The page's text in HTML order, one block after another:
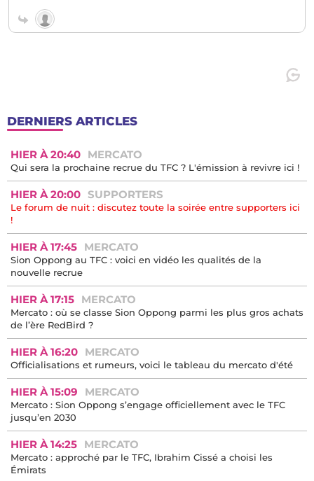
DERNIERS ARTICLES
HIER À 20:40 MERCATO
Qui sera la prochaine recrue du TFC ? L'émission à revivre ici !
HIER À 20:00 SUPPORTERS
Le forum de nuit : discutez toute la soirée entre supporters ici
!
HIER À 17:45 MERCATO
Sion Oppong au TFC : voici en vidéo les qualités de la
nouvelle recrue
HIER À 17:15 MERCATO
Mercato : où se classe Sion Oppong parmi les plus gros achats
de l’ère RedBird ?
HIER À 16:20 MERCATO
Officialisations et rumeurs, voici le tableau du mercato d'été
HIER À 15:09 MERCATO
Mercato : Sion Oppong s’engage officiellement avec le TFC
jusqu’en 2030
HIER À 14:25 MERCATO
Mercato : approché par le TFC, Ibrahim Cissé a choisi les
Émirats